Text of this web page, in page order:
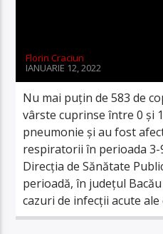
Florin Craciun
IANUARIE 12, 2022
Nu mai puțin de 583 de
vârste cuprinse între 0 și
pneumonie și au fost
respiratorii în perioada
Direcția de Sănătate
perioadă, în județul
cazuri de infecții acute